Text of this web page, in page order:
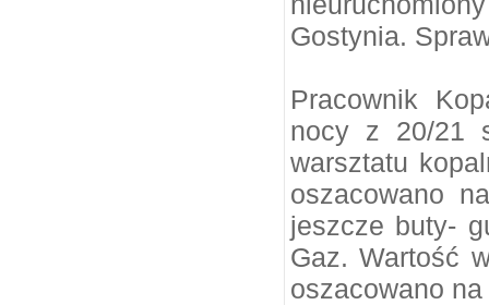
Gostynia.
Pracownik
nocy z 20/21
warsztatu
oszacowano
jeszcze buty-
Gaz. Wartość
oszacowano na